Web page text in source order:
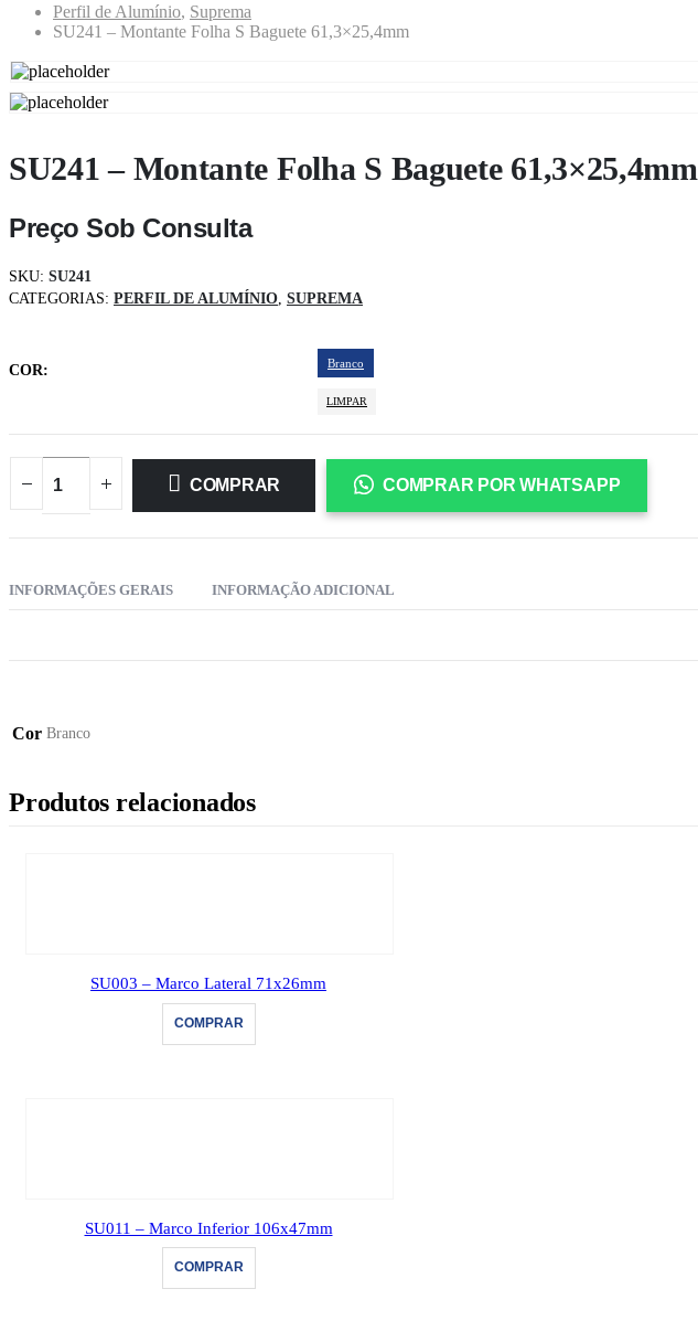
Perfil de Alumínio, Suprema
SU241 – Montante Folha S Baguete 61,3×25,4mm
SU241 – Montante Folha S Baguete 61,3×25,4mm
Preço Sob Consulta
SKU: SU241
CATEGORIAS: PERFIL DE ALUMÍNIO SUPREMA
COR Branco
LIMPAR
COMPRAR COMPRAR POR WHATSAPP
INFORMAÇÕES GERAIS INFORMAÇÃO ADICIONAL
Cor Branco
Produtos relacionados
SU003 – Marco Lateral 71x26mm
COMPRAR
SU011 – Marco Inferior 106x47mm
COMPRAR